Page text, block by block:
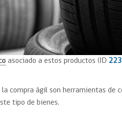
asociado a estos productos (ID
la compra ágil son herramientas de
tipo de bienes.